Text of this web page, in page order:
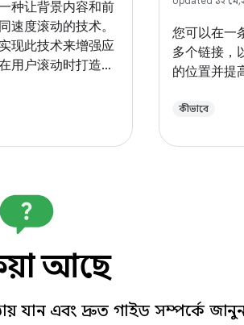
种让背景内容和前
速度滚动的技术。
现此技术来增强应
用户滚动时打造更
您可以在一
多个链接，
的位置并提
কীভাবে
আছে
যান এবং দ্রুত গাইড সম্পর্কে